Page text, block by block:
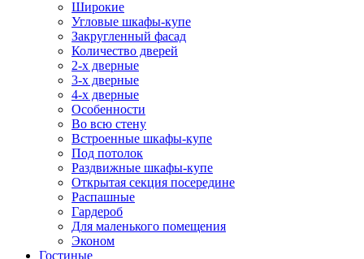
Широкие
Угловые шкафы-купе
Закругленный фасад
Количество дверей
2-х дверные
3-х дверные
4-х дверные
Особенности
Во всю стену
Встроенные шкафы-купе
Под потолок
Раздвижные шкафы-купе
Открытая секция посередине
Распашные
Гардероб
Для маленького помещения
Эконом
Гостиные